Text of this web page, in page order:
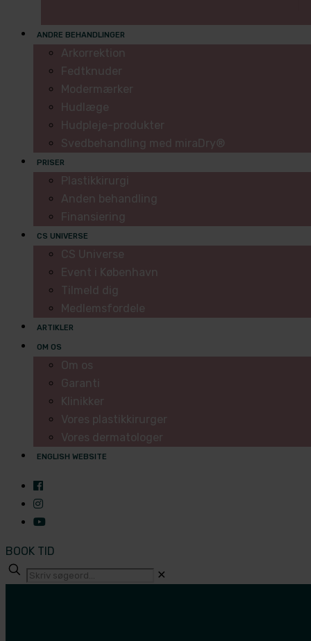
ANDRE BEHANDLINGER
Arkorrektion
Fedtknuder
Modermærker
Hudlæge
Hudpleje-produkter
Svedbehandling med miraDry®
PRISER
Plastikkirurgi
Anden behandling
Finansiering
CS UNIVERSE
CS Universe
Event i København
Tilmeld dig
Medlemsfordele
ARTIKLER
OM OS
Om os
Garanti
Klinikker
Vores plastikkirurger
Vores dermatologer
ENGLISH WEBSITE
BOOK TID
✕